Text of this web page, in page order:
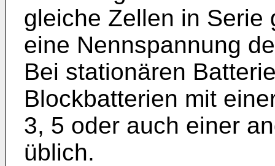
gleiche Zellen in Serie
eine Nennspannung
Bei stationären
Blockbatterien mit
3, 5 oder auch einer
üblich.